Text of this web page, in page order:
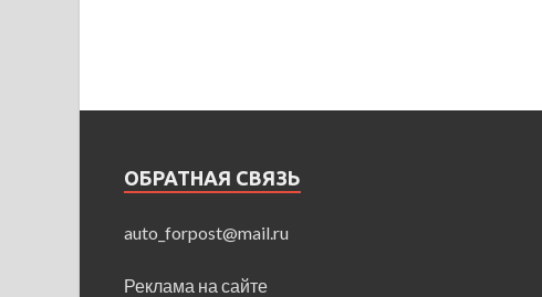
ОБРАТНАЯ СВЯЗЬ
auto_forpost@mail.ru
Реклама на сайте